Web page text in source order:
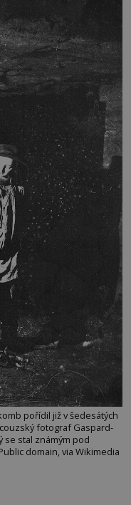
pořídil již v šedesátých
fotograf Gaspard-
se stal známým pod
domain, via Wikimedia